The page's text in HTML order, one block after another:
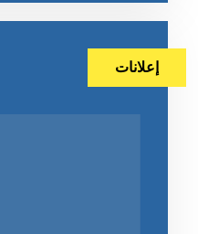
إعلانات